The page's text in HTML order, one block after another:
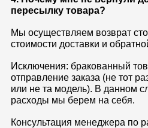
пересылку товара?
Мы осуществляем возврат
стоимости доставки и
Исключения: бракованный
отправление заказа (не тот
или не та модель). В данном
расходы мы берем на себя.
Консультация менеджера по